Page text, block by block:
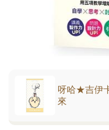
呀哈★吉伊
來